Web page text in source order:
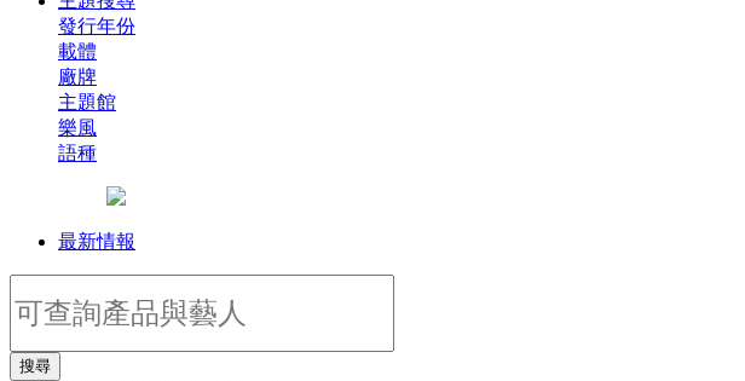
發行年份
載體
廠牌
主題館
樂風
語種
最新情報
搜尋